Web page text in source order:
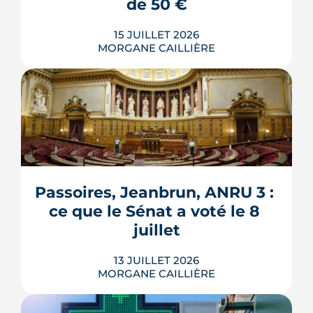
de 50 €
15 JUILLET 2026
MORGANE CAILLIÈRE
Verrous tournés, voisins prévenus,
boîte aux lettres sous contrôle : une
grande partie de la protection d'un
logement repose sur des habitudes qui
gestes gratuits ou à moins de 50 €,
inspirés des conseils officiels de la
police et de la gendarmerie, mon...
LIRE L'ARTICLE
Passoires, Jeanbrun, ANRU 3 :
ce que le Sénat a voté le 8
juillet
13 JUILLET 2026
MORGANE CAILLIÈRE